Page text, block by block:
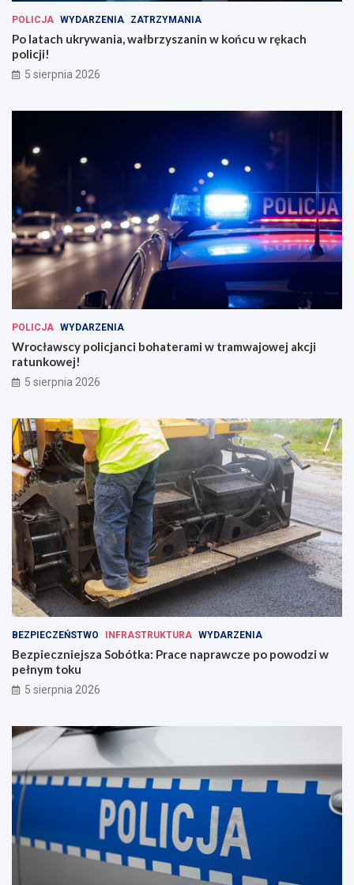
POLICJA WYDARZENIA ZATRZYMANIA
Po latach ukrywania, wałbrzyszanin w końcu w rękach
policji!
5 sierpnia 2026
POLICJA WYDARZENIA
Wrocławscy policjanci bohaterami w tramwajowej akcji
ratunkowej!
5 sierpnia 2026
BEZPIECZEŃSTWO INFRASTRUKTURA WYDARZENIA
Bezpieczniejsza Sobótka: Prace naprawcze po powodzi w
pełnym toku
5 sierpnia 2026